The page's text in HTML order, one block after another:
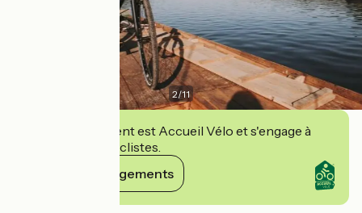
2/11
Cet établissement est Accueil Vélo et s'engage à
accueillir des cyclistes.
Voir ses engagements